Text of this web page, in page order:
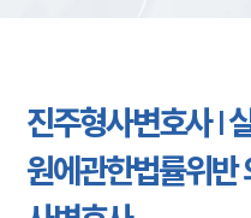
진주형사변호사 |
원에관한법률위반